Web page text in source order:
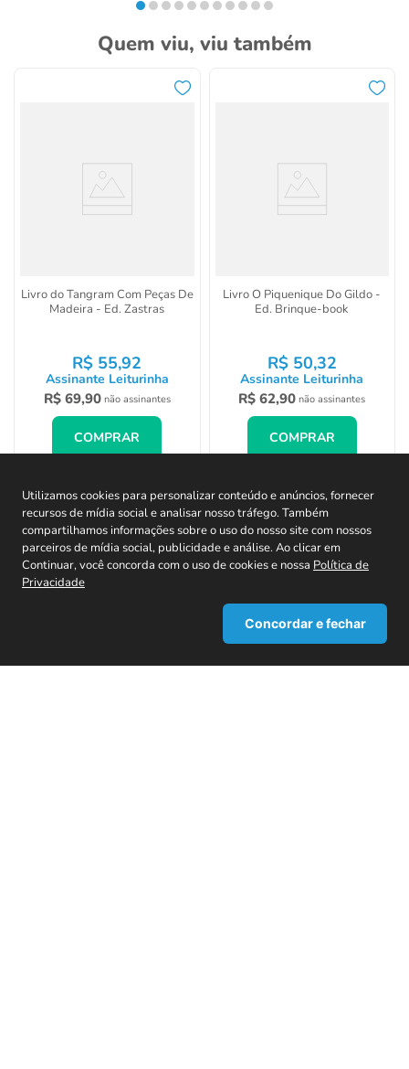
Utilizamos cookies para personalizar conteúdo e anúncios, fornecer
recursos de mídia social e analisar nosso tráfego. Também
compartilhamos informações sobre o uso do nosso site com nossos
parceiros de mídia social, publicidade e análise. Ao clicar em
Continuar, você concorda com o uso de cookies e nossa Política de
Privacidade
Concordar e fechar
Quem viu, viu também
Livro do Tangram Com Peças De
Madeira - Ed. Zastras
R$ 55,92
Assinante Leiturinha
R$ 69,90 não assinantes
COMPRAR
Livro O Piquenique Do Gildo -
Ed. Brinque-book
R$ 50,32
Assinante Leiturinha
R$ 62,90 não assinantes
COMPRAR
CADASTRE-SE EM NOSSA NEWSLETTER E
RECEBA TODAS AS NOVIDADES!